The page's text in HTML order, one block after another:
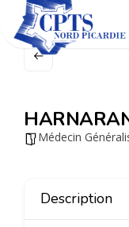
Médecin
Description